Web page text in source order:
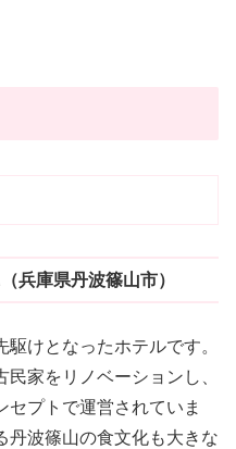
兵庫県丹波篠山市）
けとなったホテルです。
家をリノベーションし、
セプトで運営されていま
丹波篠山の食文化も大きな